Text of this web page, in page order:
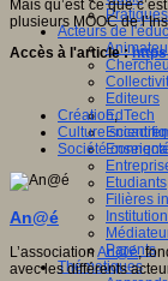
Pratiques
Acteurs de
Editeurs
EdTech
Etudiants
Filières
Parents
Thématiques
Mais qu’est ce que
plusieurs MOOC de
Accès à l'article :
Création,
Culture
Société
An@é
L’associationAn@é,
avec les différents